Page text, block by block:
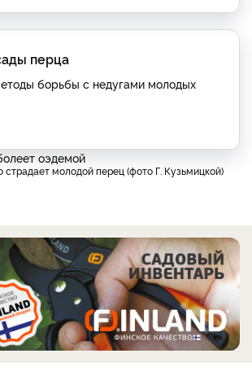
перца
борьбы с недугами молодых
страдает молодой перец (фото Г. Кузьмицкой)